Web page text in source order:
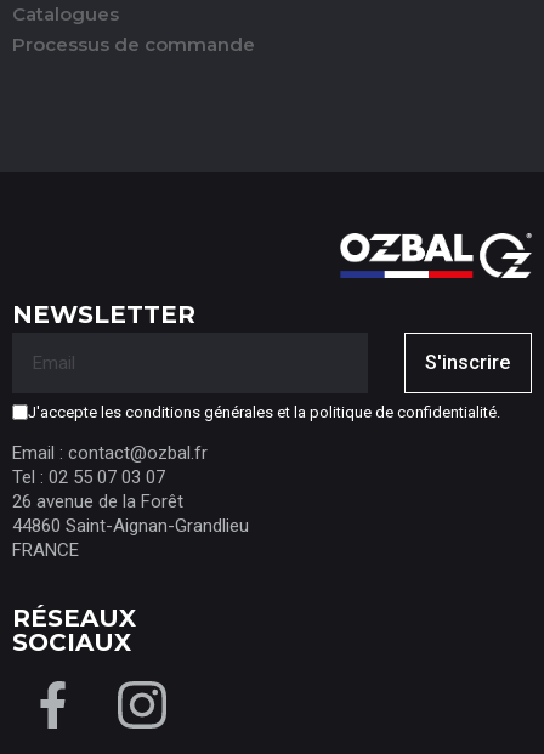
Catalogues
Processus de commande
NEWSLETTER
S'inscrire
J'accepte les conditions générales et la politique de confidentialité.
Email : contact@ozbal.fr
Tel : 02 55 07 03 07
26 avenue de la Forêt
44860 Saint-Aignan-Grandlieu
FRANCE
RÉSEAUX
SOCIAUX